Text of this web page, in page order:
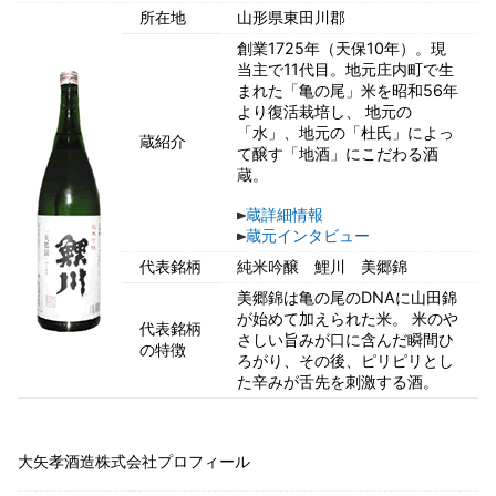
所在地 山形県東田川郡
蔵紹介
創業1725年（天保10年）。現
当主で11代目。地元庄内町で生
まれた「亀の尾」米を昭和56年
より復活栽培し、 地元の
「水」、地元の「杜氏」によっ
て醸す「地酒」にこだわる酒
蔵。
蔵詳細情報
蔵元インタビュー
代表銘柄
純米吟醸 鯉川 美郷錦
代表銘柄
の特徴
美郷錦は亀の尾のDNAに山田錦
が始めて加えられた米。 米のや
さしい旨みが口に含んだ瞬間ひ
ろがり、その後、ピリピリとし
た辛みが舌先を刺激する酒。
大矢孝酒造株式会社プロフィール